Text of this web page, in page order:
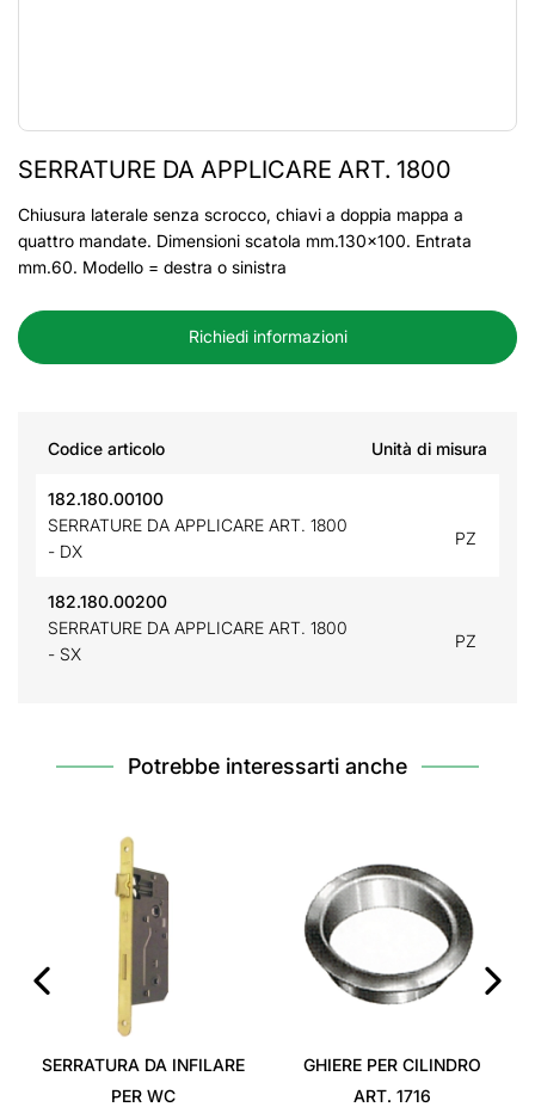
SERRATURE DA APPLICARE ART. 1800
Chiusura laterale senza scrocco, chiavi a doppia mappa a
quattro mandate. Dimensioni scatola mm.130x100. Entrata
mm.60. Modello = destra o sinistra
Richiedi informazioni
Codice articolo Unità di misura
182.180.00100
SERRATURE DA APPLICARE ART. 1800
- DX
PZ
182.180.00200
SERRATURE DA APPLICARE ART. 1800
- SX
PZ
Potrebbe interessarti anche
SERRATURA DA INFILARE
PER WC
GHIERE PER CILINDRO
ART. 1716